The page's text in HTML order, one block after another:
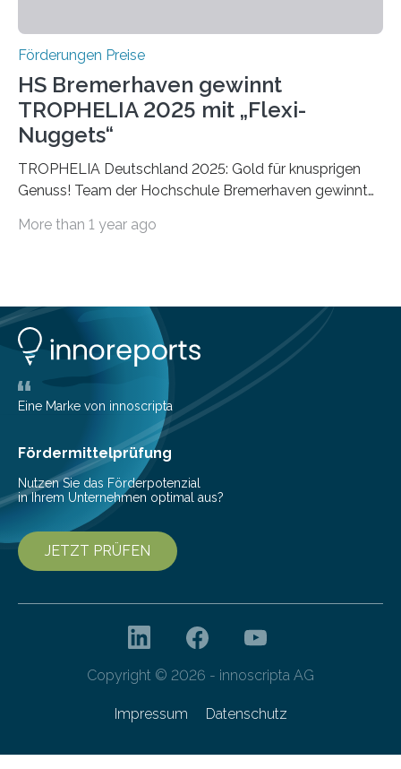
Förderungen Preise
HS Bremerhaven gewinnt
TROPHELIA 2025 mit „Flexi-
Nuggets“
TROPHELIA Deutschland 2025: Gold für knusprigen
Genuss! Team der Hochschule Bremerhaven gewinnt
ECOTROPHELIAMit der Produktidee “Flexi-Nuggets”
Studierende der Lebensmittelwissenschaften und
wurde zum 16. Mal durch den Forschungskreis der
Ernährungsindustrie e. V. (FEI) ausgerichtet. “Flexi-
Nuggets” stehen für innovative Lebensmittel, die
Nachhaltigkeit und Genuss vereinen. Sie wurden von
den Studierenden der Lebensmitteltechnologie
Franziska Diebel, Pauline Hoffmann und Yusuf Toprak
entwickelt. Mit nur…
More than 1 year ago
Eine Marke von innoscripta
Fördermittelprüfung
Nutzen Sie das Förderpotenzial
in Ihrem Unternehmen optimal aus?
JETZT PRÜFEN
Copyright © 2026 - innoscripta AG
Impressum Datenschutz